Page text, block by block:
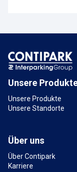
Parkhaus
7,3 km
Unsere
Unsere Produkte
Unsere Standorte
Über uns
Über Contipark
Karriere